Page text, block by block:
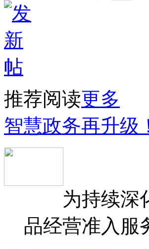
推荐阅读更多
智慧政务再升级
为持续深化
品经营准入服